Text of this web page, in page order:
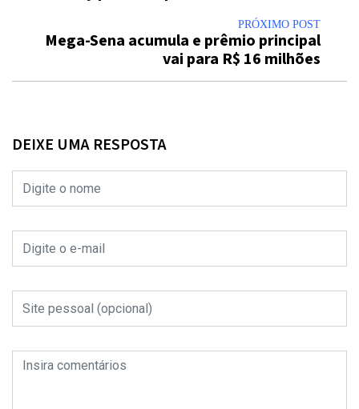
PRÓXIMO POST
Mega-Sena acumula e prêmio principal
vai para R$ 16 milhões
DEIXE UMA RESPOSTA